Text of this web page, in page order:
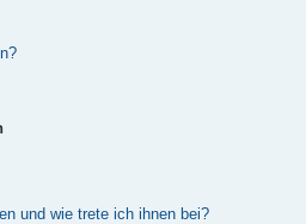
und wie trete ich ihnen bei?